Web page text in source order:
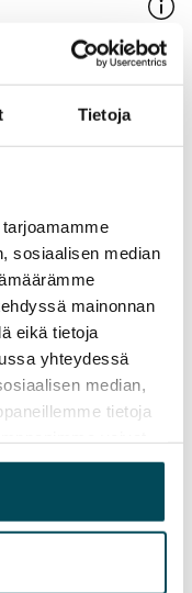
Tietoja
sosiaalisen median
mainonnan
eikä tietoja
yhteydessä
median,
tietoja
joita olet antanut
heidän
Voit hankkia
yhteyttä